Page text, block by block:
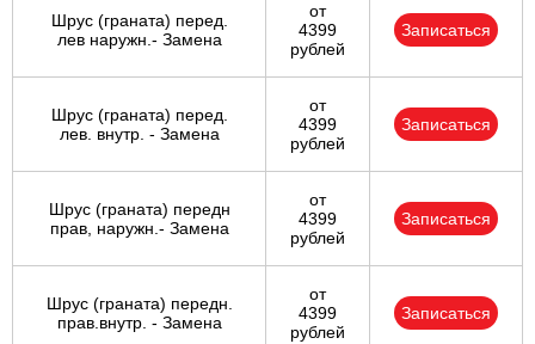
Шрус (граната) перед.
лев наружн.- Замена
от
4399
рублей
Записаться
Шрус (граната) перед.
лев. внутр. - Замена
от
4399
рублей
Записаться
Шрус (граната) передн
прав, наружн.- Замена
от
4399
рублей
Записаться
Шрус (граната) передн.
прав.внутр. - Замена
от
4399
рублей
Записаться